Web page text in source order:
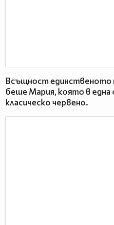
Всъщност единственото
беше Мария, която в една
класическо червено.